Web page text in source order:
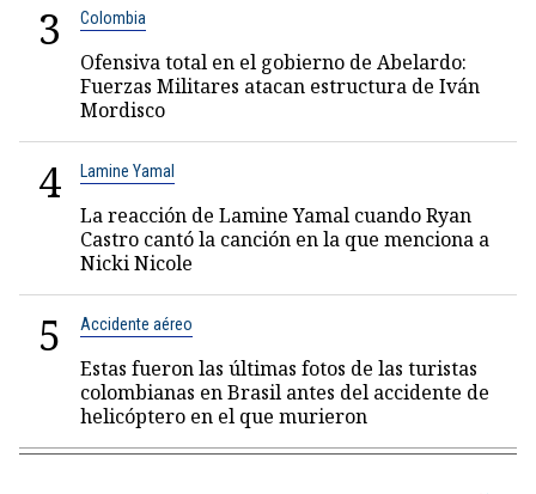
3 Colombia
Ofensiva total en el gobierno de Abelardo:
Fuerzas Militares atacan estructura de Iván
Mordisco
4 Lamine Yamal
La reacción de Lamine Yamal cuando Ryan
Castro cantó la canción en la que menciona a
Nicki Nicole
5 Accidente aéreo
Estas fueron las últimas fotos de las turistas
colombianas en Brasil antes del accidente de
helicóptero en el que murieron